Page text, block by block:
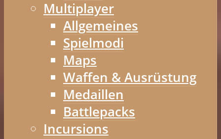
Multiplayer
Allgemeines
Spielmodi
Maps
Waffen & Ausrüstung
Medaillen
Battlepacks
Incursions